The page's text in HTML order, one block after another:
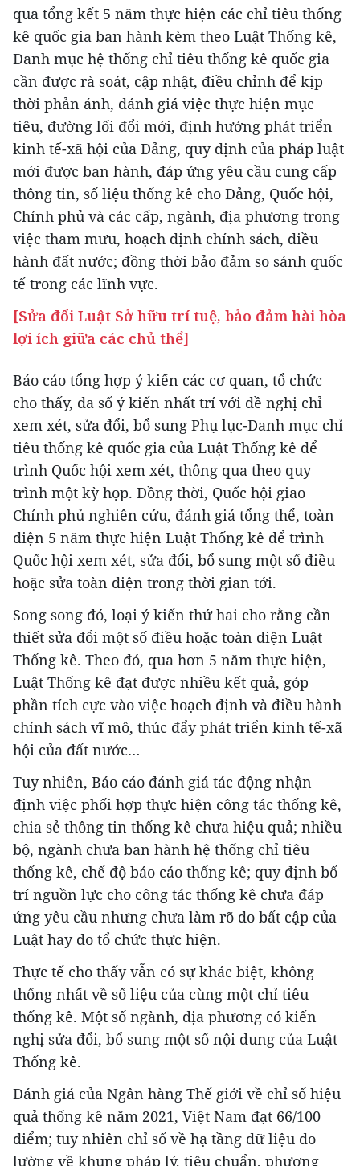
qua tổng kết 5 năm thực hiện các chỉ tiêu thống
kê quốc gia ban hành kèm theo Luật Thống kê,
Danh mục hệ thống chỉ tiêu thống kê quốc gia
cần được rà soát, cập nhật, điều chỉnh để kịp
thời phản ánh, đánh giá việc thực hiện mục
tiêu, đường lối đổi mới, định hướng phát triển
kinh tế-xã hội của Đảng, quy định của pháp luật
mới được ban hành, đáp ứng yêu cầu cung cấp
thông tin, số liệu thống kê cho Đảng, Quốc hội,
Chính phủ và các cấp, ngành, địa phương trong
việc tham mưu, hoạch định chính sách, điều
hành đất nước; đồng thời bảo đảm so sánh quốc
tế trong các lĩnh vực.
[Sửa đổi Luật Sở hữu trí tuệ, bảo đảm hài hòa
lợi ích giữa các chủ thể]
Báo cáo tổng hợp ý kiến các cơ quan, tổ chức
cho thấy, đa số ý kiến nhất trí với đề nghị chỉ
xem xét, sửa đổi, bổ sung Phụ lục-Danh mục chỉ
tiêu thống kê quốc gia của Luật Thống kê để
trình Quốc hội xem xét, thông qua theo quy
trình một kỳ họp. Đồng thời, Quốc hội giao
Chính phủ nghiên cứu, đánh giá tổng thể, toàn
diện 5 năm thực hiện Luật Thống kê để trình
Quốc hội xem xét, sửa đổi, bổ sung một số điều
hoặc sửa toàn diện trong thời gian tới.
Song song đó, loại ý kiến thứ hai cho rằng cần
thiết sửa đổi một số điều hoặc toàn diện Luật
Thống kê. Theo đó, qua hơn 5 năm thực hiện,
Luật Thống kê đạt được nhiều kết quả, góp
phần tích cực vào việc hoạch định và điều hành
chính sách vĩ mô, thúc đẩy phát triển kinh tế-xã
hội của đất nước…
Tuy nhiên, Báo cáo đánh giá tác động nhận
định việc phối hợp thực hiện công tác thống kê,
chia sẻ thông tin thống kê chưa hiệu quả; nhiều
bộ, ngành chưa ban hành hệ thống chỉ tiêu
thống kê, chế độ báo cáo thống kê; quy định bố
trí nguồn lực cho công tác thống kê chưa đáp
ứng yêu cầu nhưng chưa làm rõ do bất cập của
Luật hay do tổ chức thực hiện.
Thực tế cho thấy vẫn có sự khác biệt, không
thống nhất về số liệu của cùng một chỉ tiêu
thống kê. Một số ngành, địa phương có kiến
nghị sửa đổi, bổ sung một số nội dung của Luật
Thống kê.
Đánh giá của Ngân hàng Thế giới về chỉ số hiệu
quả thống kê năm 2021, Việt Nam đạt 66/100
điểm; tuy nhiên chỉ số về hạ tầng dữ liệu đo
lường về khung pháp lý, tiêu chuẩn, phương